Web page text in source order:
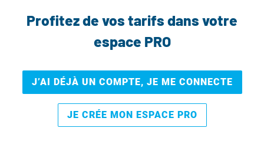
Profitez de vos tarifs dans votre
espace PRO
J’AI DÉJÀ UN COMPTE, JE ME CONNECTE
JE CRÉE MON ESPACE PRO